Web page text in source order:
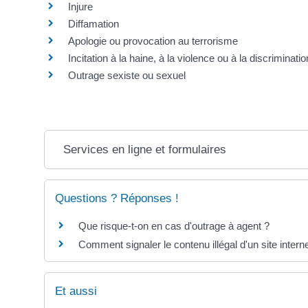
Injure
Diffamation
Apologie ou provocation au terrorisme
Incitation à la haine, à la violence ou à la
Outrage sexiste ou sexuel
Services en ligne et formulaires
Questions ? Réponses !
Que risque-t-on en cas d'outrage à agent ?
Comment signaler le contenu illégal d'un site
Et aussi